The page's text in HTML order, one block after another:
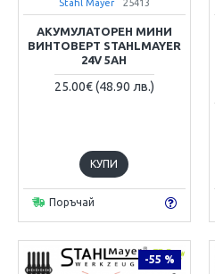
Stahl Mayer 25413
АКУМУЛАТОРЕН МИНИ
ВИНТОВЕРТ STAHLMAYER
24V 5AH
25.00€ (48.90 лв.)
КУПИ
Поръчай
-55 %